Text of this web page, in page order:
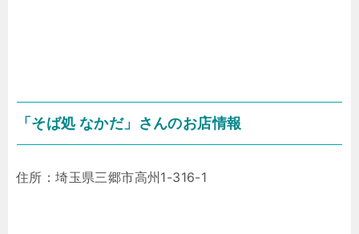
「そば処 なかだ」さんのお店情報
住所：埼玉県三郷市高州1-316-1